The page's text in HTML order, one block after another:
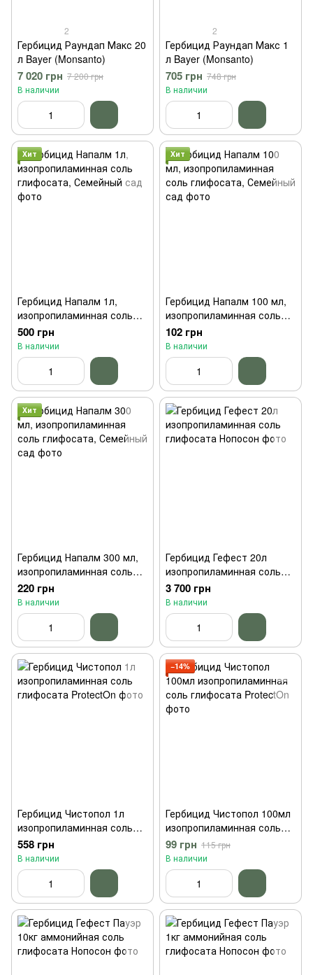
2
Гербицид Раундап Макс 20
л Bayer (Monsanto)
7 020 грн 7 200 грн
В наличии
2
Гербицид Раундап Макс 1
л Bayer (Monsanto)
705 грн 748 грн
В наличии
Хит
Гербицид Напалм 1л,
изопропиламинная соль
глифосата, Семейный сад
500 грн
В наличии
Хит
Гербицид Напалм 100 мл,
изопропиламинная соль
глифосата, Семейный сад
102 грн
В наличии
Хит
Гербицид Напалм 300 мл,
изопропиламинная соль
глифосата, Семейный сад
220 грн
В наличии
Гербицид Гефест 20л
изопропиламинная соль
глифосата Нопосон
3 700 грн
В наличии
Гербицид Чистопол 1л
изопропиламинная соль
глифосата ProtectOn
558 грн
В наличии
−14%
Гербицид Чистопол 100мл
изопропиламинная соль
глифосата ProtectOn
99 грн 115 грн
В наличии